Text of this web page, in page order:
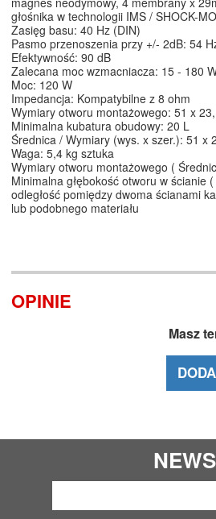
głośnika w technologii IMS / SHOCK-
Zasięg basu: 40 Hz (DIN)
Pasmo przenoszenia przy +/- 2dB: 54
Efektywność: 90 dB
Zalecana moc wzmacniacza: 15 - 180
Moc: 120 W
Impedancja: Kompatybilne z 8 ohm
Wymiary otworu montażowego: 51 x
Minimalna kubatura obudowy: 20 L
Średnica / Wymiary (wys. x szer.): 51 x
Waga: 5,4 kg sztuka
Wymiary otworu montażowego (
Minimalna głębokość otworu w ścianie
odległość pomiędzy dwoma ścianami
lub podobnego materiału
OPINIE
Masz